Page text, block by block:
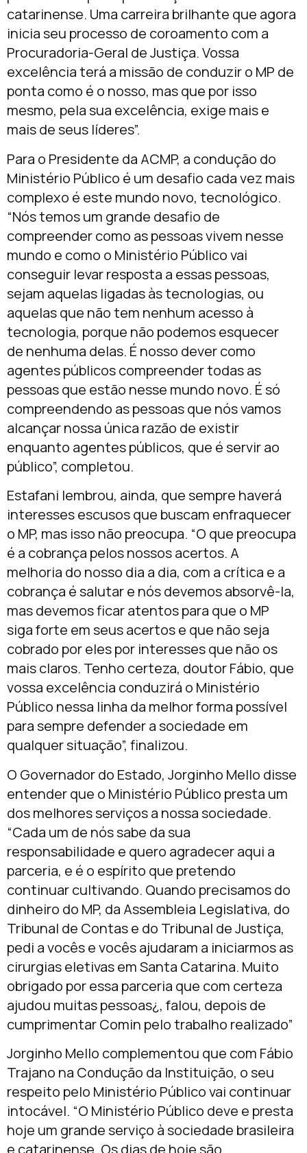
catarinense. Uma carreira brilhante que agora
inicia seu processo de coroamento com a
Procuradoria-Geral de Justiça. Vossa
excelência terá a missão de conduzir o MP de
ponta como é o nosso, mas que por isso
mesmo, pela sua excelência, exige mais e
mais de seus líderes”.
Para o Presidente da ACMP, a condução do
Ministério Público é um desafio cada vez mais
complexo é este mundo novo, tecnológico.
“Nós temos um grande desafio de
compreender como as pessoas vivem nesse
mundo e como o Ministério Público vai
conseguir levar resposta a essas pessoas,
sejam aquelas ligadas às tecnologias, ou
aquelas que não tem nenhum acesso à
tecnologia, porque não podemos esquecer
de nenhuma delas. É nosso dever como
agentes públicos compreender todas as
pessoas que estão nesse mundo novo. É só
compreendendo as pessoas que nós vamos
alcançar nossa única razão de existir
enquanto agentes públicos, que é servir ao
público”, completou.
Estafani lembrou, ainda, que sempre haverá
interesses escusos que buscam enfraquecer
o MP, mas isso não preocupa. “O que preocupa
é a cobrança pelos nossos acertos. A
melhoria do nosso dia a dia, com a crítica e a
cobrança é salutar e nós devemos absorvê-la,
mas devemos ficar atentos para que o MP
siga forte em seus acertos e que não seja
cobrado por eles por interesses que não os
mais claros. Tenho certeza, doutor Fábio, que
vossa excelência conduzirá o Ministério
Público nessa linha da melhor forma possível
para sempre defender a sociedade em
qualquer situação”, finalizou.
O Governador do Estado, Jorginho Mello disse
entender que o Ministério Público presta um
dos melhores serviços a nossa sociedade.
“Cada um de nós sabe da sua
responsabilidade e quero agradecer aqui a
parceria, e é o espírito que pretendo
continuar cultivando. Quando precisamos do
dinheiro do MP, da Assembleia Legislativa, do
Tribunal de Contas e do Tribunal de Justiça,
pedi a vocês e vocês ajudaram a iniciarmos as
cirurgias eletivas em Santa Catarina. Muito
obrigado por essa parceria que com certeza
ajudou muitas pessoas¿, falou, depois de
cumprimentar Comin pelo trabalho realizado”
Jorginho Mello complementou que com Fábio
Trajano na Condução da Instituição, o seu
respeito pelo Ministério Público vai continuar
intocável. “O Ministério Público deve e presta
hoje um grande serviço à sociedade brasileira
e catarinense. Os dias de hoje são